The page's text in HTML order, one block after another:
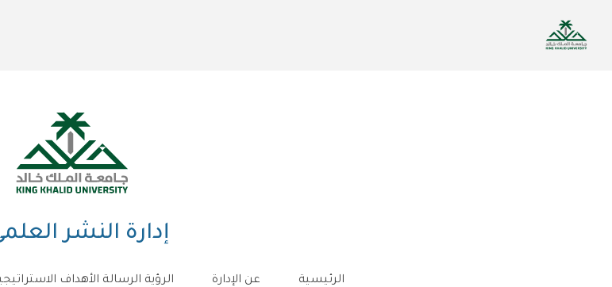
المحتوى
إدارة النشر
الرئيسية عن الإدارة الرؤية الرسالة الأهداف